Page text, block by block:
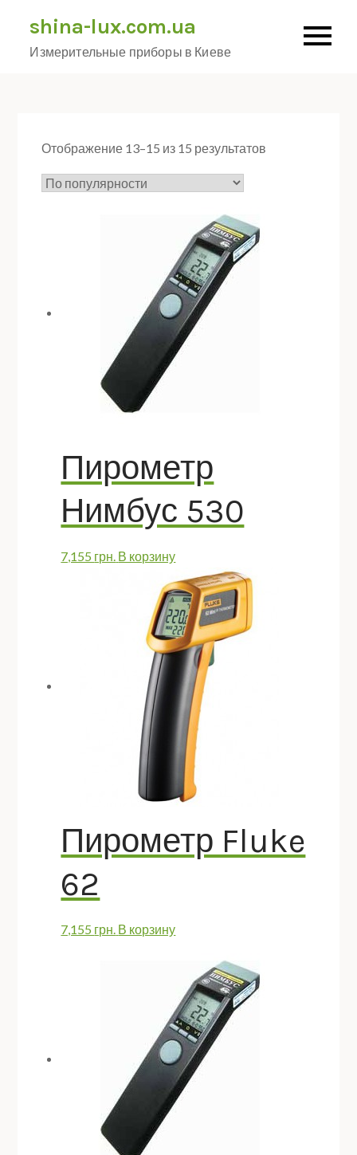
content
shina-lux.com.ua
Измерительные приборы в Киеве
Отображение 13–15 из 15 результатов
Пирометр
Нимбус 530
7,155 грн. В корзину
Пирометр Fluke
62
7,155 грн. В корзину